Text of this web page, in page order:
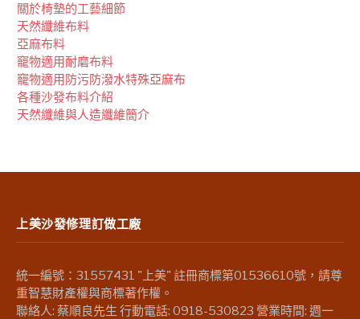
關於椅墊的工藝細節
天然纖維布料
亞麻布料
竉物適用耐磨布料
竉物適用防污防潑水特殊亞麻布
各種沙發布料介紹
天然纖維與人造纖維簡介
上美沙發修理訂做工廠
統一編號：31557431 "上美" 註冊商標第01536610號，請尊
重智慧財產權與商標著作權。
聯絡人: 蔡順良先生 行動電話: 0918-530823 營業時間: 週一